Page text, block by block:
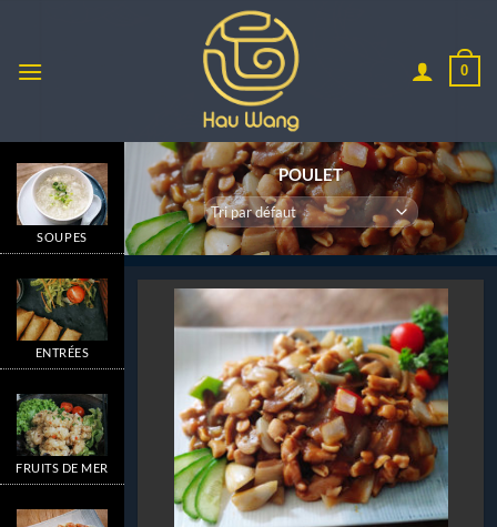
contenu
0
POULET
SOUPES
ENTRÉES
FRUITS DE MER